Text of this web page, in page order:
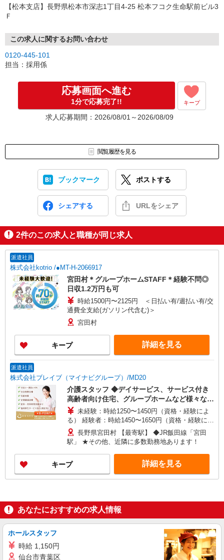
【松本支店】長野県松本市深志1丁目4-25 松本フコク生命駅前ビル3
Ｆ
この求人に関するお問い合わせ
0120-445-101
担当：採用係
応募画面へ進む
1分で応募完了!! キープ
求人応募期間：2026/08/01～2026/08/09
閲覧履歴を見る
ブックマーク ポストする
シェアする URLをシェア
2件のこの求人と職種が同じ求人
派遣社員
株式会社kotrio /●MT-H-2066917
宮田村＊グループホームSTAFF＊経験不問◎
日収1.2万円も可
時給1500円〜2125円 ＜日払い有/週払い有/交
通費全支給(ガソリン代含む)＞
宮田村
キープ 詳細を見る
派遣社員
株式会社ブレイブ（マイナビグループ）/MD20
介護スタッフ ◆デイサービス、サービス付き
高齢者向け住宅、グループホームなど様々な勤
務先から選べます。
未経験：時給1250〜1450円（資格・経験によ
る） 経験者：時給1450〜1650円（資格・経験によ
る） ◎月収例 時給1650円×1日8時間×22日（週5
日）＝29万400円 ◆昇給あり ◆支払い方法 ※日払
い/週払い/月払い対応も可能です。詳しくは面談時
にご相談ください。 ◆交通費：別途全額支給 ※当
社規定あり
長野県宮田村 【最寄駅】 ◆JR飯田線「宮田
駅」 ★その他、近隣に多数勤務地あります！
キープ 詳細を見る
あなたにおすすめの求人情報
ホールスタッフ
時給 1,150円
仙台市青葉区